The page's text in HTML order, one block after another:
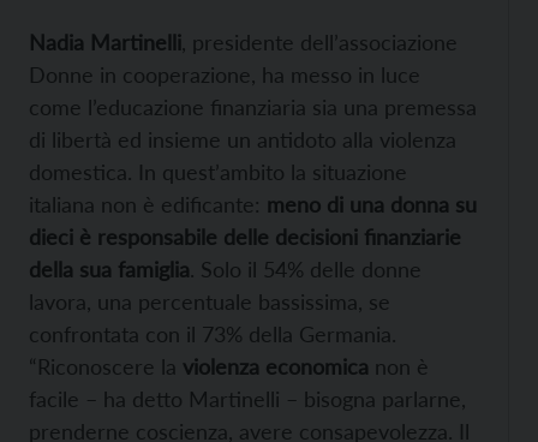
Nadia Martinelli , presidente dell’associazione
Donne in cooperazione, ha messo in luce
come l’educazione finanziaria sia una premessa
di libertà ed insieme un antidoto alla violenza
domestica. In quest’ambito la situazione
italiana non è edificante: meno di una donna su
dieci è responsabile delle decisioni finanziarie
della sua famiglia. Solo il 54% delle donne
lavora, una percentuale bassissima, se
confrontata con il 73% della Germania.
“Riconoscere la violenza economica non è
facile – ha detto Martinelli – bisogna parlarne,
prenderne coscienza, avere consapevolezza. Il